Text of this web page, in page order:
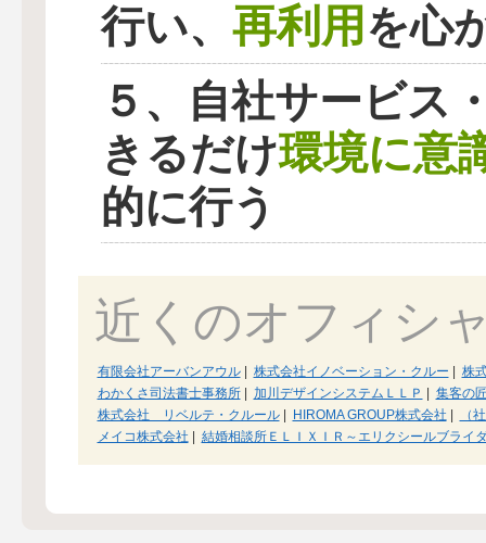
行い、 再利用を心
５、自社サービス
きるだけ環境に意
的に行う
近くのオフィシ
有限会社アーバンアウル| 株式会社イノベーション・クルー
株
わかくさ司法書士事務所| 加川デザインシステムＬＬＰ
集客の
株式会社 リベルテ・クルール| HIROMA GROUP株式会社
（
メイコ株式会社
結婚相談所ＥＬＩＸＩＲ～エリクシールブライ